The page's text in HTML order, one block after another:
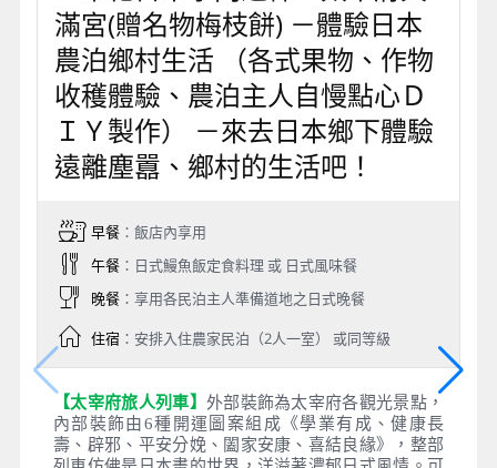
27萬平方公尺，可說是北九州市首屈一指的大型複合
式購物 設施，境內涵蓋潮流服飾、運動戶外品牌、生
活雜貨與餐飲等，同時還能參觀科學館或大啖北九州
在地美食！
Day 3
粉色觀光列車~太宰府旅人列車
－奉祀日本學問之神．太宰府天
滿宮(贈名物梅枝餅) －體驗日本
農泊鄉村生活 （各式果物、作物
收穫體驗、農泊主人自慢點心Ｄ
ＩＹ製作） －來去日本鄉下體驗
遠離塵囂、鄉村的生活吧！